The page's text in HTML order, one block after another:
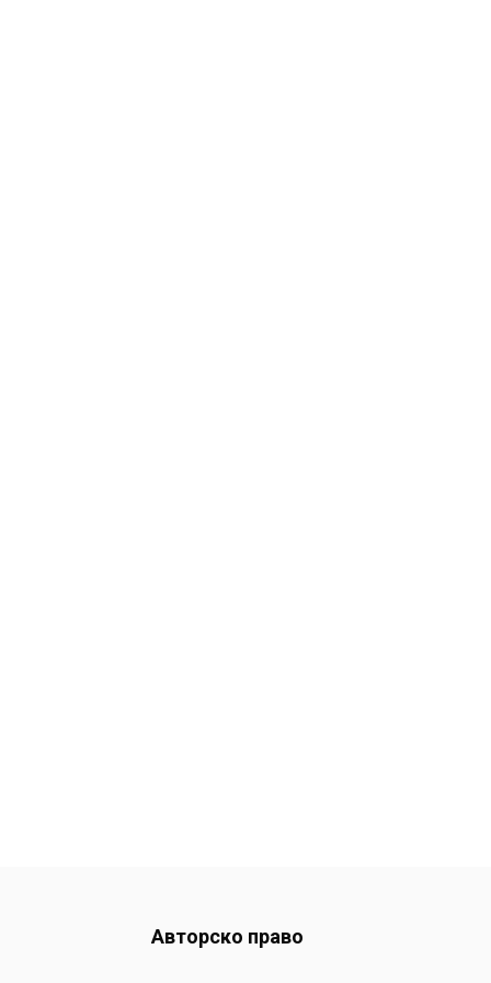
Авторско право